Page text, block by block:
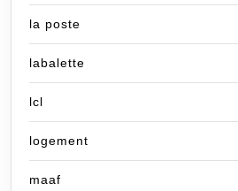
la poste
labalette
lcl
logement
maaf